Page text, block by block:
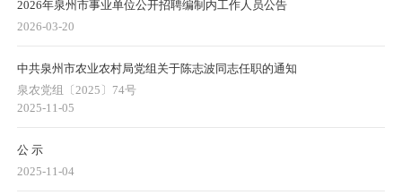
2026年泉州市事业单位公开招聘编制内工作人员公告
2026-03-20
中共泉州市农业农村局党组关于陈志波同志任职的通知
泉农党组〔2025〕74号
2025-11-05
公 示
2025-11-04